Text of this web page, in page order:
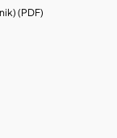
(PDF)